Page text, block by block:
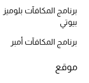
برنامج المكافآت بلوميز
بيوتي
برنامج المكافآت أمبر
موقع